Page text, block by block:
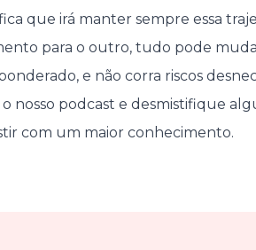
que irá manter sempre essa
para o outro, tudo pode
e não corra riscos
o nosso podcast e desmistifique
com um maior conhecimento.